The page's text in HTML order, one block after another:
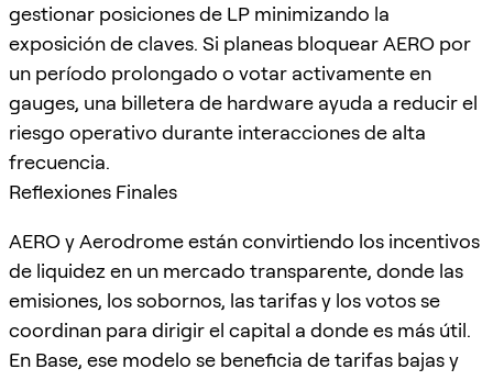
gestionar posiciones de LP minimizando la
exposición de claves. Si planeas bloquear AERO por
un período prolongado o votar activamente en
gauges, una billetera de hardware ayuda a reducir el
riesgo operativo durante interacciones de alta
frecuencia.
Reflexiones Finales
AERO y Aerodrome están convirtiendo los incentivos
de liquidez en un mercado transparente, donde las
emisiones, los sobornos, las tarifas y los votos se
coordinan para dirigir el capital a donde es más útil.
En Base, ese modelo se beneficia de tarifas bajas y